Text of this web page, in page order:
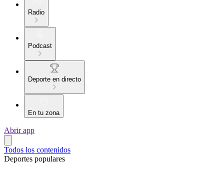
Radio
Podcast
Deporte en directo
En tu zona
Abrir app
Todos los contenidos
Deportes populares